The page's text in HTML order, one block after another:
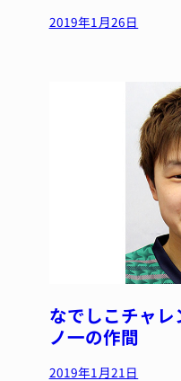
2019年1月26日
なでしこチャ
ノ一の作間
2019年1月21日